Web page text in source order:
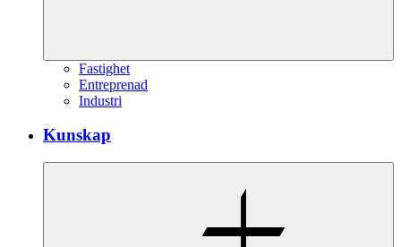
Fastighet
Entreprenad
Industri
Kunskap